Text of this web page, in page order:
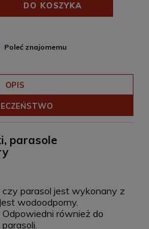
DO KOSZYKA
Poleć znajomemu
OPIS
parasole
czy parasol jest wykonany z
wodoodporny.
również do